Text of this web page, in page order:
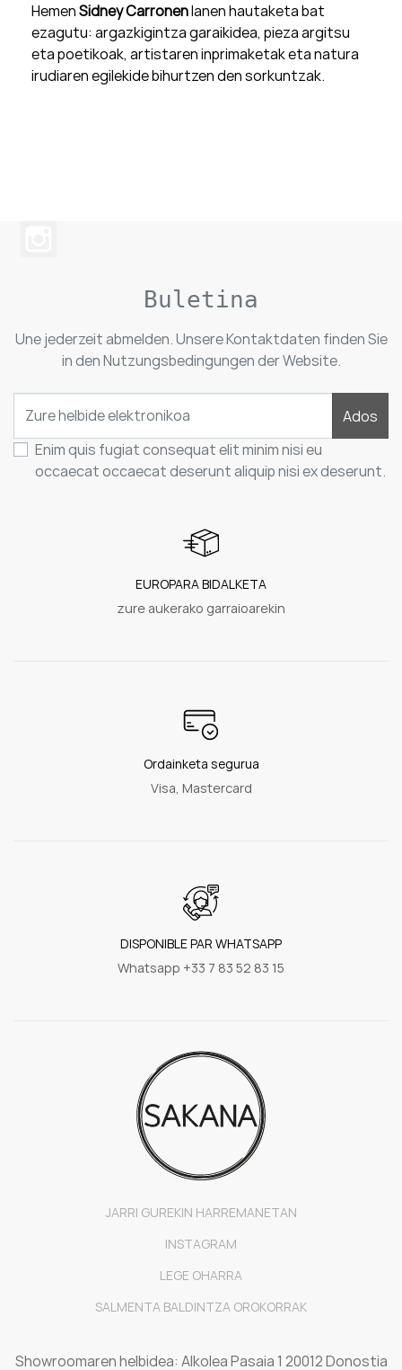
HemenSidney Carronenlanen hautaketa bat
ezagutu: argazkigintza garaikidea, pieza argitsu
eta poetikoak, artistaren inprimaketak eta natura
irudiaren egilekide bihurtzen den sorkuntzak.
Buletina
Une jederzeit abmelden. Unsere Kontaktdaten finden Sie
in den Nutzungsbedingungen der Website.
Ados
Enim quis fugiat consequat elit minim nisi eu
occaecat occaecat deserunt aliquip nisi ex deserunt.
EUROPARA BIDALKETA
zure aukerako garraioarekin
Ordainketa segurua
Visa, Mastercard
DISPONIBLE PAR WHATSAPP
Whatsapp +33 7 83 52 83 15
JARRI GUREKIN HARREMANETAN
INSTAGRAM
LEGE OHARRA
SALMENTA BALDINTZA OROKORRAK
Showroomaren helbidea: Alkolea Pasaia 1 20012 Donostia